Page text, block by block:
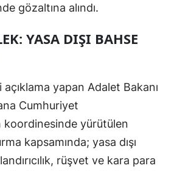
gözaltına alındı.
YASA DIŞI BAHSE
yapan Adalet Bakanı
Cumhuriyet
koordinesinde yürütülen
kapsamında; yasa dışı
rüşvet ve kara para